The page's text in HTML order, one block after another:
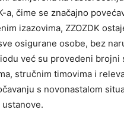
a, čime se značajno
izazovima, ZZOZDK
osigurane osobe, bez
već su provedeni brojni
stručnim timovima i
s novonastalom